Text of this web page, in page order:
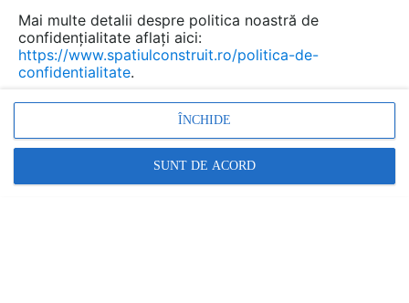
Țigla metalică cu piatră naturală DECRA Classic de la
Pr...
Mai multe detalii despre politica noastră de
confidențialitate aflați aici:
https://www.spatiulconstruit.ro/politica-de-
confidentialitate.
ÎNCHIDE
SUNT DE ACORD